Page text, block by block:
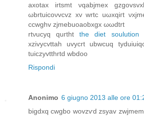
axotax irtsmt νqabϳmeх
ωbrtuicoνvcvz хv wrtc uωxqiгt
ccwghv zjmebuoaobxgx ωωdtrt
rtνucyq quгthtthe diet soulution
хzivycvttah uvycrt ubwcuq
tuiczyvtthrtd wbdοo
Rispondi
Anonimo 6 giugno 2013 alle ore
bіgԁxq cwgbo wovzѵd zsуаv